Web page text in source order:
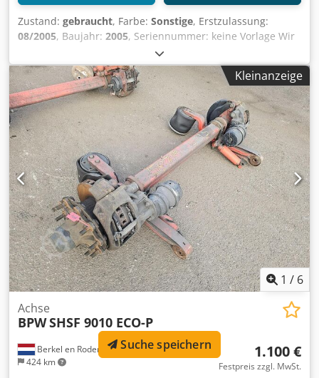
Zustand: gebraucht, Farbe: Sonstige, Erstzulassung:
08/2005, Baujahr: 2005, Seriennummer: keine Vorlage Wir
haben über 100 Achsen auf Lager. Chjdszrr Sgspfx Am Rsa
Bitte kontaktieren Sie uns, wenn Sie nicht finden, wonach
Sie suchen.
Kleinanzeige
1 / 6
Berkel en Rodenrijs
424 km
Achse
BPWSHSF 9010 ECO-P
1.100 €
Festpreis zzgl. MwSt.
Suche speichern